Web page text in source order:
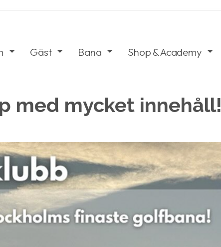
Gäst Bana Shop & Academy
med mycket innehåll!